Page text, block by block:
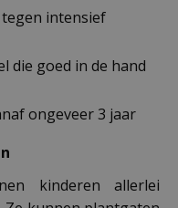
intensief
die goed in de hand
ongeveer 3 jaar
kinderen allerlei